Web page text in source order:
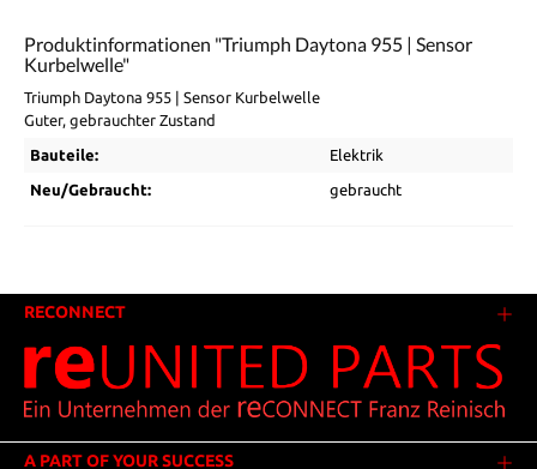
Produktinformationen "Triumph Daytona 955 | Sensor
Kurbelwelle"
Triumph Daytona 955 | Sensor Kurbelwelle
Guter, gebrauchter Zustand
Bauteile: Elektrik
Neu/Gebraucht: gebraucht
RECONNECT
A PART OF YOUR SUCCESS